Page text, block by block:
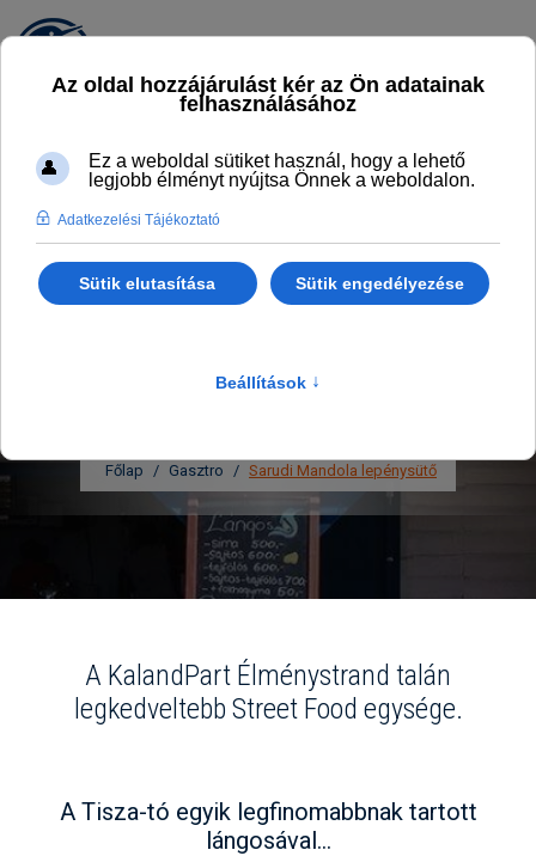
SARUDI MANDOLA
LEPÉNYSÜTŐ
KÖRNYÉK LEGFINOMABB LÁNGOSAI ÉS
PALACSINTÁI
Főlap Gasztro Sarudi Mandola lepénysütő
A KalandPart Élménystrand talán
legkedveltebb Street Food egysége.
A Tisza-tó egyik legfinomabbnak tartott
lángosával...